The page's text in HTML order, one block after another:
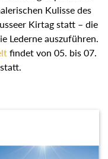
Anfang September:
Kulisse des
Kirtag statt –
und die Lederne
Bierzelt